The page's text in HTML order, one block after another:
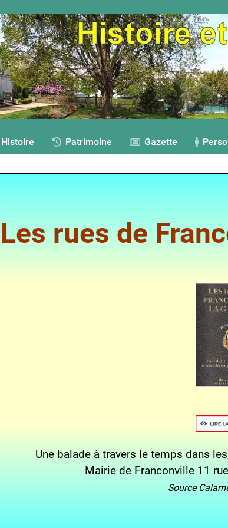
Histoire Patrimoine Gazette
Les rues de
Une balade à travers le temps dans
Mairie de Franconville 11
Source